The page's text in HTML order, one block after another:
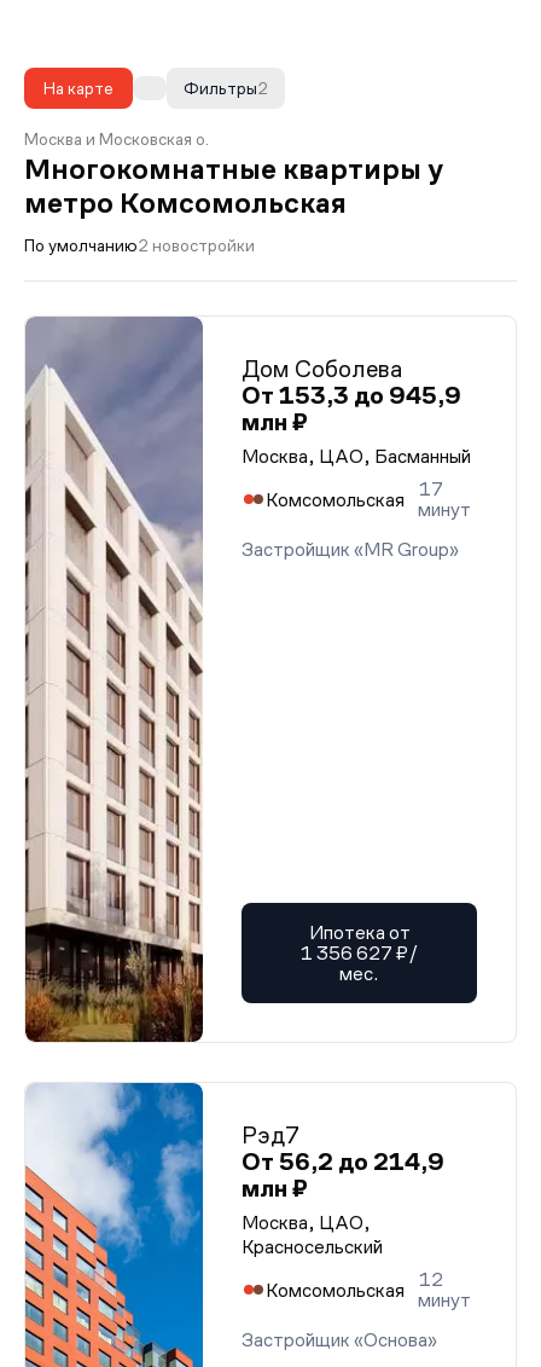
На карте 2
Фильтры
Москва и Московская о.
Многокомнатные квартиры у
метро Комсомольская
По умолчанию2 новостройки
Дом Соболева
От 153,3 до 945,9
млн ₽
Москва, ЦАО, Басманный
Комсомольская
17
минут
Застройщик «MR Group»
Ипотека от
1 356 627 ₽/
мес.
Рэд7
От 56,2 до 214,9
млн ₽
Москва, ЦАО,
Красносельский
Комсомольская
12
минут
Застройщик «Основа»